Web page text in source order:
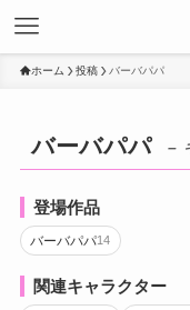
ホーム 投稿 バーバパパ
バーバパパ –
登場作品
バーバパパ14
関連キャラクター